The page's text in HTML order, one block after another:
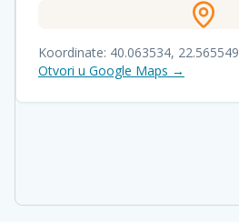
Koordinate: 40.063534, 22.565549
Otvori u Google Maps →